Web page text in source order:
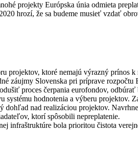
projekty Európska únia odmieta
hrozí, že sa budeme musieť vzdať
projektov, ktoré nemajú výrazný prínos
záujmy Slovenska pri príprave
proces čerpania eurofondov,
systému hodnotenia a výberu
dohľad nad realizáciou projektov.
ktorí spôsobili nepreplatenie.
infraštruktúre bola prioritou čistota